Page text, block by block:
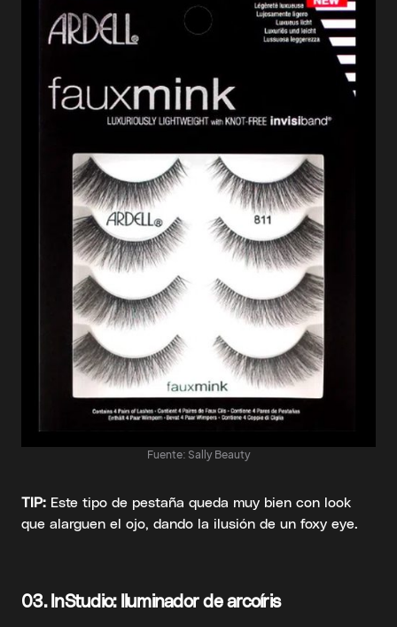
Fuente: Sally Beauty
TIP: Este tipo de pestaña queda muy bien con look
que alarguen el ojo, dando la ilusión de un foxy eye.
03.InStudio: Iluminador de arcoíris